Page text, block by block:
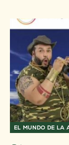
EL MUNDO DE LA